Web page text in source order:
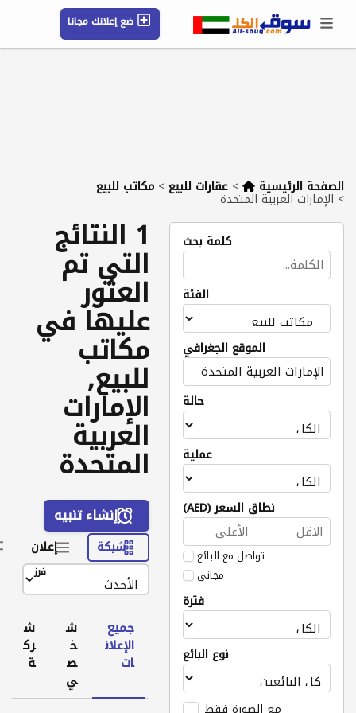
ضع إعلانك مجانا
حسابي / تسجيل
الصفحة الرئيسية > عقارات للبيع> مكاتب للبيع
> الإمارات العربية المتحدة
كلمة بحث
الفئة
الموقع الجغرافي
حالة
عملية
نطاق السعر (AED)
تواصل مع البائع
مجاني
فترة
نوع البائع
1 النتائج
التي تم
العثور
عليها في
مكاتب
للبيع,
الإمارات
العربية
المتحدة
إنشاء تنبيه
شبكة إعلان
فرز
جميع
الإعلان
ات
ش
خ
ص
ي
ش
رك
ة